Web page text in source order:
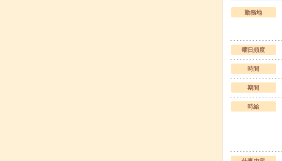
勤務地
曜日頻度
時間
期間
時給